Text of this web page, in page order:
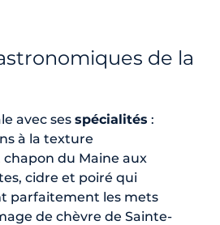
de la
avec ses spécialités :
à la texture
du Maine aux
cidre et poiré qui
parfaitement les mets
de chèvre de Sainte-